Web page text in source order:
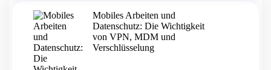
Mobiles Arbeiten und
Datenschutz: Die Wichtigkeit
von VPN, MDM und
Verschlüsselung